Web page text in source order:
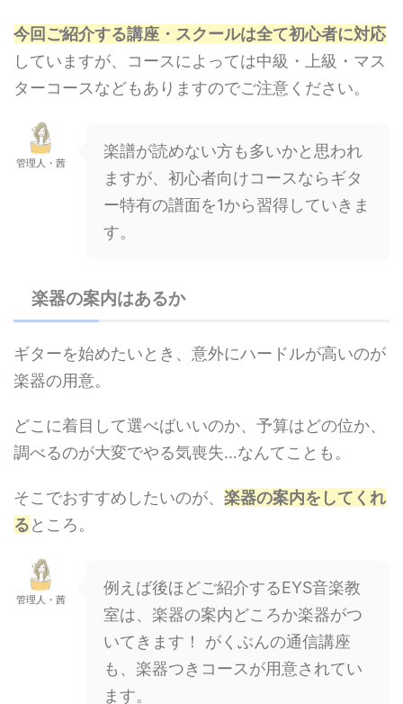
今回ご紹介する講座・スクールは全て初心者に対応
していますが、コースによっては中級・上級・マス
ターコースなどもありますのでご注意ください。
管理人・茜
楽譜が読めない方も多いかと思われ
ますが、初心者向けコースならギタ
ー特有の譜面を1から習得していきま
す。
楽器の案内はあるか
ギターを始めたいとき、意外にハードルが高いのが
楽器の用意。
どこに着目して選べばいいのか、予算はどの位か、
調べるのが大変でやる気喪失…なんてことも。
そこでおすすめしたいのが、 楽器の案内をしてくれ
るところ。
管理人・茜
例えば後ほどご紹介するEYS音楽教
室は、楽器の案内どころか楽器がつ
いてきます！ がくぶんの通信講座
も、楽器つきコースが用意されてい
ます。